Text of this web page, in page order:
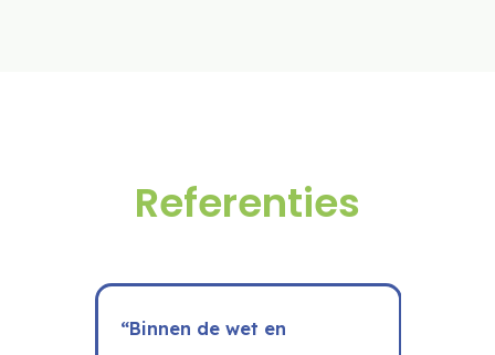
Referenties
Use
“Binnen de wet en